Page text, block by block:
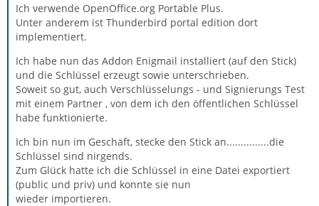
Ich verwende OpenOffice.org Portable Plus.
Unter anderem ist Thunderbird portal edition dort
implementiert.
Ich habe nun das Addon Enigmail installiert (auf den Stick)
und die Schlüssel erzeugt sowie unterschrieben.
Soweit so gut, auch Verschlüsselungs - und Signierungs Test
mit einem Partner , von dem ich den öffentlichen Schlüssel
habe funktionierte.
Ich bin nun im Geschäft, stecke den Stick an...............die
Schlüssel sind nirgends.
Zum Glück hatte ich die Schlüssel in eine Datei exportiert
(public und priv) und konnte sie nun
wieder importieren.